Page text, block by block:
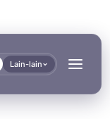
Lain-lain